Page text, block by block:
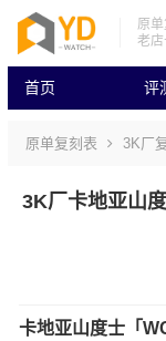
原
老
首页 评
原单复刻表 3K厂
3K厂卡地亚山
卡地亚山度士「